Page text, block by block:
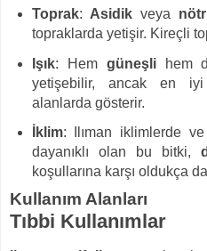
Toprak: Asidik veya nötr
topraklarda yetişir. Kireçli
Işık: Hem güneşlihem
yetişebilir, ancak en
alanlarda gösterir.
İklim: Ilıman iklimlerde
dayanıklı olan bu bitki,
koşullarına karşı oldukça
Kullanım Alanları
Tıbbi Kullanımlar